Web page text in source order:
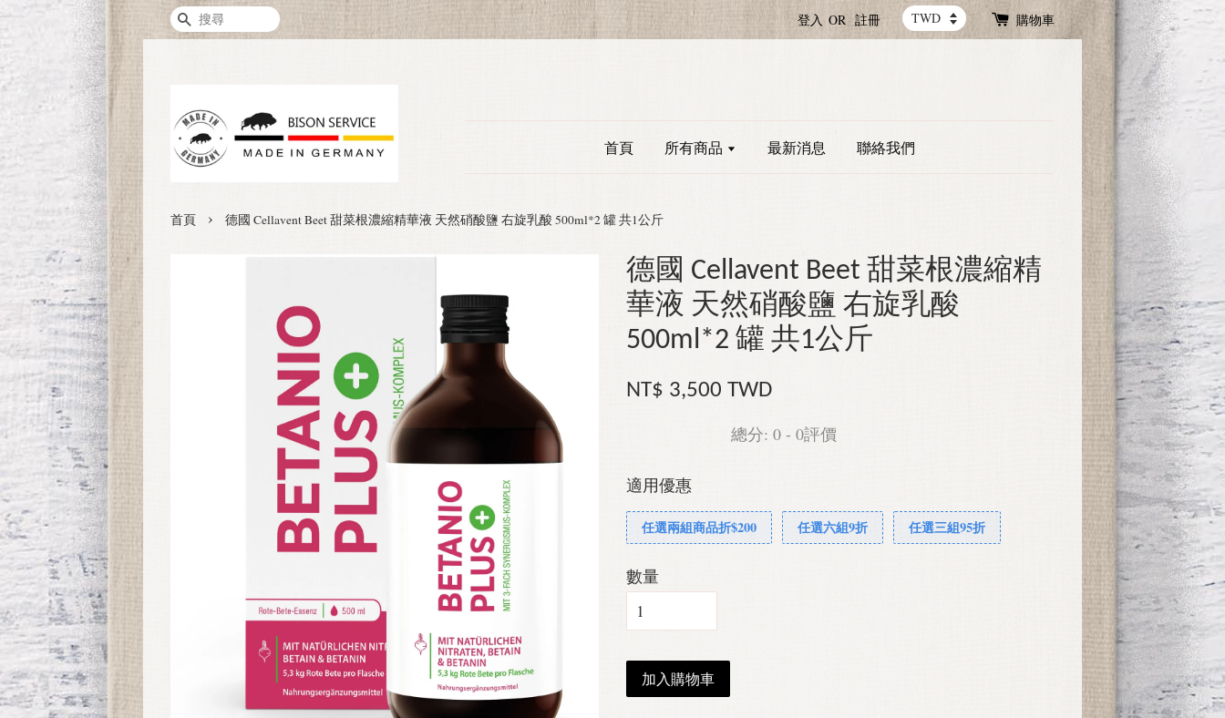
搜尋 登入 OR 註冊 購物車
首頁 所有商品 最新消息 聯絡我們
首頁 › 德國 Cellavent Beet 甜菜根濃縮精華液 天然硝酸鹽 右旋乳酸 500ml*2 罐 共1公斤
德國 Cellavent Beet 甜菜根濃縮精
華液 天然硝酸鹽 右旋乳酸
500ml*2 罐 共1公斤
NT$ 3,500 TWD
總分: 0 - 0評價
適用優惠
任選兩組商品折$200 任選六組9折 任選三組95折
數量
加入購物車